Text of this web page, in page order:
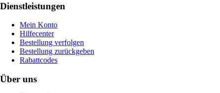
Dienstleistungen
Mein Konto
Hilfecenter
Bestellung verfolgen
Bestellung zurückgeben
Rabattcodes
Über uns